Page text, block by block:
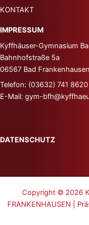
KONTAKT
IMPRESSUM
Kyffhäuser-Gymnasium
Bahnhofstraße 5a
06567 Bad Frankenhausen
Telefon: (03632) 741 8620
E-Mail: gym-
DATENSCHUTZ
Copyright © 2026
FRANKENHAUSEN |